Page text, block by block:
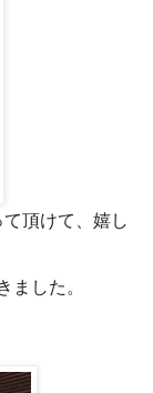
頂けて、嬉し
ました。